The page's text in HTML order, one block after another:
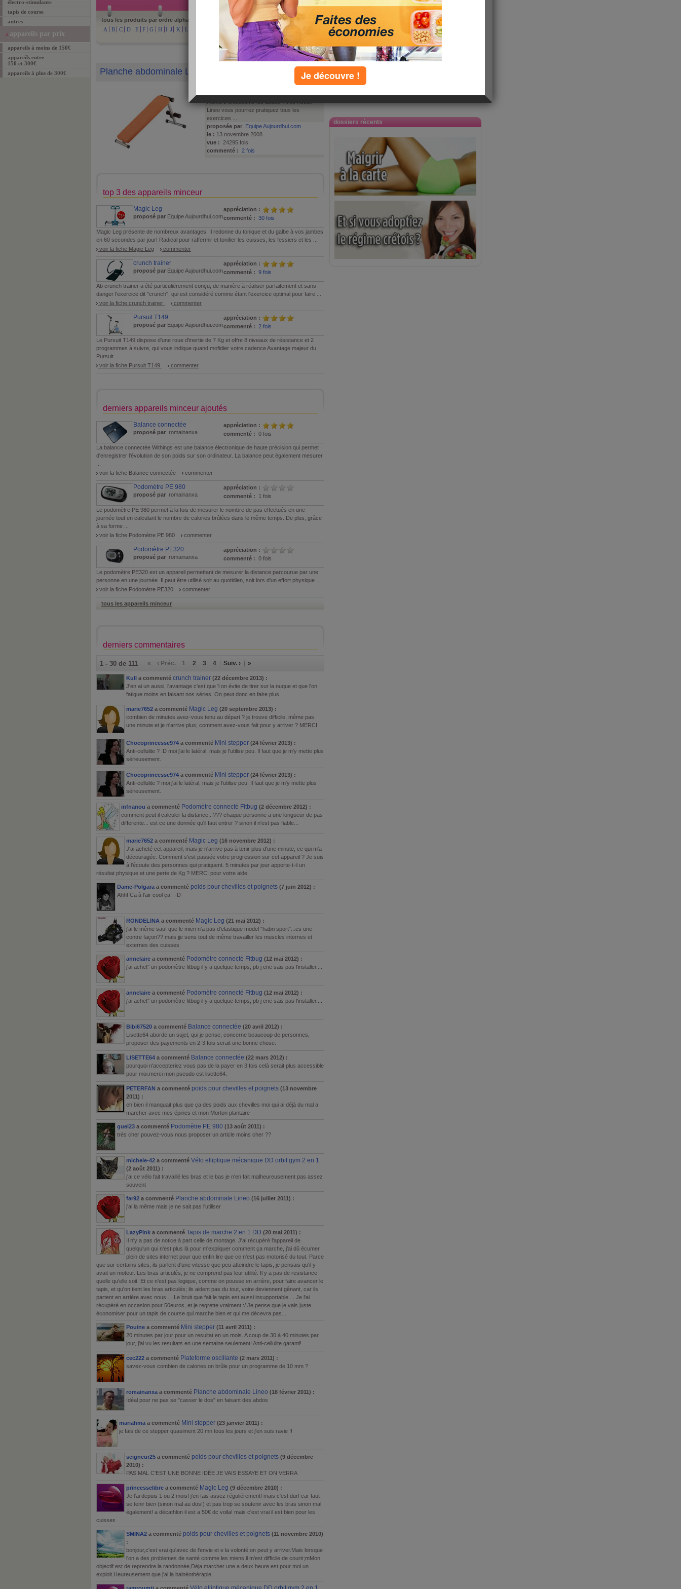
dossiers récents
électro-stimulante
tapis de course
autres
appareils par prix
appareils à moins de 150€
appareils entre
150 et 300€
appareils à plus de 300€
tous les produits par ordre alphabétique :
A
B C D E F G H I J K L R S T U V W
Planche abdominale Lineo
La planche abdominale Kettler Lineo offre une
manière efficaceme les abdos. Avec Kettler
Lineo vous pourrez pratiquez tous les
exercices ...
proposée par Equipe Aujourdhui.com
le : 13 novembre 2008
vue :
24295 fois
commenté : 2 fois
top 3 des appareils minceur
Magic Leg
proposé par Equipe Aujourdhui.com
appréciation :
commenté : 30 fois
Magic Leg présente de nombreux avantages. Il redonne du tonique et du galbe à vos jambes
en 60 secondes par jour! Radical pour raffermir et tonifier les cuisses, les fessiers et les ...
voir la fiche Magic Leg
commenter
crunch trainer
proposé par Equipe Aujourdhui.com
appréciation :
commenté : 9 fois
Ab crunch trainer a été particulièrement conçu, de manière à réaliser parfaitement et sans
danger l'exercice dit "crunch", qui est considéré comme étant l'exercice optimal pour faire ...
voir la fiche crunch trainer
commenter
Pursuit T149
proposé par Equipe Aujourdhui.com
appréciation :
commenté : 2 fois
Le Pursuit T149 dispose d'une roue d'inertie de 7 Kg et offre 8 niveaux de résistance et 2
programmes à suivre, qui vous indique quand mofidier votre cadence Avantage majeur du
Pursuit ...
voir la fiche Pursuit T149
commenter
derniers appareils minceur ajoutés
Balance connectée
proposé par romainanxa
appréciation :
commenté : 0 fois
La balance connectée Withings est une balance électronique de haute précision qui permet
d'enregistrer l'évolution de son poids sur son ordinateur. La balance peut également mesurer
voir la fiche Balance connectée
commenter
Podomètre PE 980
proposé par romainanxa
appréciation :
commenté :
1 fois
Le podomètre PE 980 permet à la fois de mesurer le nombre de pas effectués en une
journée tout en calculant le nombre de calories brûlées dans le même temps. De plus, grâce
à sa forme ...
voir la fiche Podomètre PE 980
commenter
Podomètre PE320
proposé par romainanxa
appréciation :
commenté : 0 fois
Le podomètre PE320 est un appareil permettant de mesurer la distance parcourue par une
personne en une journée. Il peut être utilisé soit au quotidien, soit lors d'un effort physique ...
voir la fiche Podomètre PE320
commenter
tous les appareils minceur
derniers commentaires
1 - 30 de 111 « ‹ Préc. 1 2 3 4 Suiv. › »
Kull a commenté crunch trainer (22 décembre 2013) :
J'en ai un aussi, l'avantage c'est que 'l on évite de tirer sur la nuque et que l'on
fatigue moins en faisant nos séries. On peut donc en faire plus
marie7652 a commenté Magic Leg (20 septembre 2013) :
combien de minutes avez-vous tenu au départ ? je trouve difficile, même pas
une minute et je n'arrive plus; comment avez-vous fait pour y arriver ? MERCI
Chocoprincesse974 a commenté Mini stepper (24 février 2013) :
Anti-cellulite ? :D moi j'ai le latéral, mais je l'utilise peu. Il faut que je m'y mette plus
sérieusement.
Chocoprincesse974 a commenté Mini stepper (24 février 2013) :
Anti-cellulite ? moi j'ai le latéral, mais je l'utilise peu. Il faut que je m'y mette plus
sérieusement.
infnanou a commenté Podomètre connecté Fitbug (2 décembre 2012) :
comment peut il calculer la distance...??? chaque personne a une longueur de pas
differente... est ce une donnée qu'il faut entrer ? sinon il n'est pas fiable...
marie7652 a commenté Magic Leg (16 novembre 2012) :
J'ai acheté cet appareil, mais je n'arrive pas à tenir plus d'une minute, ce qui m'a
découragée. Comment s'est passée votre progression sur cet appareil ? Je suis
à l'écoute des personnes qui pratiquent. 5 minutes par jour apporte-t-il un
résultat physique et une perte de Kg ? MERCI pour votre aide
Dame-Polgara a commenté poids pour chevilles et poignets (7 juin 2012) :
Ahh! Ca à l'air cool ça! :-D
RONDELINA a commenté Magic Leg (21 mai 2012) :
j'ai le même sauf que le mien n'a pas d'elastique model "habri sport"...es une
contre façon?? mais jje sens tout de même travailler les muscles internes et
externes des cuisses
annclaire a commenté Podomètre connecté Fitbug (12 mai 2012) :
j'ai achet" un podomètre fitbug il y a quelque temps; pb j ene sais pas l'installer....
annclaire a commenté Podomètre connecté Fitbug (12 mai 2012) :
j'ai achet" un podomètre fitbug il y a quelque temps; pb j ene sais pas l'installer....
Bibi67520 a commenté Balance connectée (20 avril 2012) :
Lisette64 aborde un sujet, qui je pense, concerne beaucoup de personnes,
proposer des payements en 2-3 fois serait une bonne chose.
LISETTE64 a commenté Balance connectée (22 mars 2012) :
pourquoi n'accepteriez vous pas de la payer en 3 fois celà serait plus accessible
pour moi.merci mon pseudo est lisette64.
PETERFAN a commenté poids pour chevilles et poignets (13 novembre
2011) :
eh bien il manquait plus que ça des poids aux chevilles moi qui ai déjà du mal a
marcher avec mes épines et mon Morton plantaire
guel23 a commenté Podomètre PE 980 (13 août 2011) :
très cher pouvez-vous nous proposer un article moins cher ??
michele-42 a commenté Vélo elliptique mécanique DD orbit gym 2 en 1
(2 août 2011) :
j'ai ce vélo fait travaillé les bras et le bas je n'en fait malheureusement pas assez
souvent
far92 a commenté Planche abdominale Lineo (16 juillet 2011) :
j'ai la même mais je ne sait pas l'utiliser
LazyPink a commenté Tapis de marche 2 en 1 DD (20 mai 2011) :
Il n'y a pas de notice à part celle de montage. J'ai récupéré l'appareil de
quelqu'un qui n'est plus là pour m'expliquer comment ça marche, j'ai dû écumer
plein de sites internet pour que enfin lire que ce n'est pas motorisé du tout. Parce
que sur certains sites, ils parlent d'une vitesse que peu atteindre le tapis, je pensais qu'il y
avait un moteur. Les bras articulés, je ne comprend pas leur utilité. Il y a pas de resistance
quelle qu'elle soit. Et ce n'est pas logique, comme on pousse en arrière, pour faire avancer le
tapis, et qu'on tient les bras articulés; ils aident pas du tout, voire deviennent gênant, car ils
partent en arrière avec nous ... Le bruit que fait le tapis est aussi insupportable ... Je l'ai
récupéré en occasion pour 50euros, et je regrette vraiment :/ Je pense que je vais juste
économiser pour un tapis de course qui marche bien et qui me décevra pas...
Pouine a commenté Mini stepper (11 avril 2011) :
20 minutes par jour pour un resultat en un mois. A coup de 30 à 40 minutes par
jour, j'ai vu les resultats en une semaine seulement! Anti-cellulite garanti!
cec222 a commenté Plateforme oscillante (2 mars 2011) :
savez-vous combien de calories on brûle pour un programme de 10 mm ?
romainanxa a commenté Planche abdominale Lineo (18 février 2011) :
Idéal pour ne pas se "casser le dos" en faisant des abdos
mariahma a commenté Mini stepper (23 janvier 2011) :
je fais de ce stepper quasiment 20 mn tous les jours et j'en suis ravie !!
seigneur25 a commenté poids pour chevilles et poignets (9 décembre
2010) :
PAS MAL C'EST UNE BONNE IDÉE JE VAIS ESSAYE ET ON VERRA
princesselibre a commenté Magic Leg (9 décembre 2010) :
Je l'ai depuis 1 ou 2 mois! j'en fais assez réguliérement! mais c'est dur! car faut
se tenir bien (sinon mal au dos!) et pas trop se soutenir avec les bras sinon mal
également! a décathlon il est a 50€ dc voila! mais c'est vrai il est bien pour les
cuisses
SMINA2 a commenté poids pour chevilles et poignets (11 novembre 2010)
:
bonjour,c'est vrai qu'avec de l'envie et e la volonté,on peut y arriver.Mais lorsque
l'on a des problemes de santé comme les miens,il m'est difficile de courir;mMon
objectif est de reprendre la randonnée,Déja marcher une a deux heure est pour moi un
exploit.Heureusement que j'ai la balnéothérapie.
Je découvre !